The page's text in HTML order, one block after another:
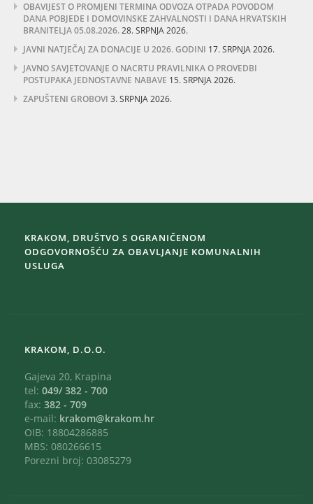
OBAVIJEST O PROMJENI TERMINA ODVOZA OTPADA POVODOM
DANA POBJEDE I DOMOVINSKE ZAHVALNOSTI I DANA HRVATSKIH
BRANITELJA 05.08.2026.28. SRPNJA 2026.
JAVNI NATJEČAJ ZA DONACIJE U 2026. GODINI 17. SRPNJA 2026.
JAVNO SAVJETOVANJE O NACRTU PRAVILNIKA O PROVEDBI
POSTUPAKA JEDNOSTAVNE NABAVE 15. SRPNJA 2026.
ZAPUŠTENI GROBOVI 3. SRPNJA 2026.
KRAKOM, DRUŠTVO S OGRANIČENOM
ODGOVORNOŠĆU ZA OBAVLJANJE KOMUNALNIH
USLUGA
KRAKOM, D.O.O.
Gajeva 20, Krapina
tel: 049/ 382 - 700
fax: 382 - 709
e-mail: krakom@krakom.hr
OIB: 18804286885
MBS: 080266615
Porezni broj: 03085279